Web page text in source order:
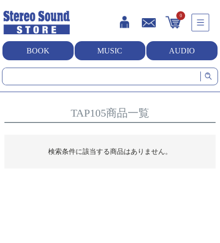
0
BOOK MUSIC AUDIO
HOME TAP105商品一覧
TAP105商品一覧
検索条件に該当する商品はありません。